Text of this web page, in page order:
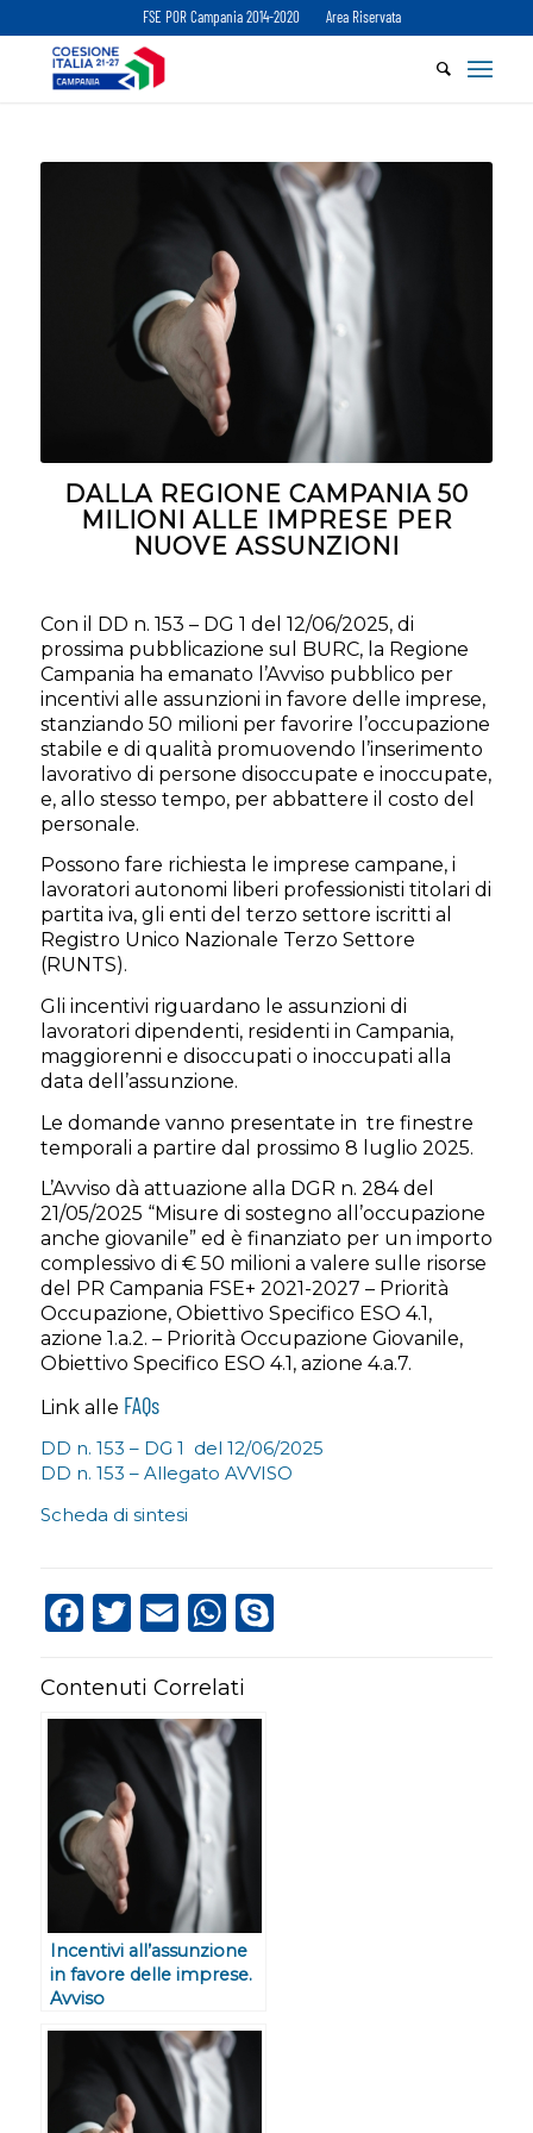
FSE POR Campania 2014-2020 Area Riservata
DALLA REGIONE CAMPANIA 50
MILIONI ALLE IMPRESE PER
NUOVE ASSUNZIONI
Con il DD n. 153 – DG 1 del 12/06/2025, di
prossima pubblicazione sul BURC, la Regione
Campania ha emanato l’Avviso pubblico per
incentivi alle assunzioni in favore delle imprese,
stanziando 50 milioni per favorire l’occupazione
stabile e di qualità promuovendo l’inserimento
lavorativo di persone disoccupate e inoccupate,
e, allo stesso tempo, per abbattere il costo del
personale.
Possono fare richiesta le imprese campane, i
lavoratori autonomi liberi professionisti titolari di
partita iva, gli enti del terzo settore iscritti al
Registro Unico Nazionale Terzo Settore
(RUNTS).
Gli incentivi riguardano le assunzioni di
lavoratori dipendenti, residenti in Campania,
maggiorenni e disoccupati o inoccupati alla
data dell’assunzione.
Le domande vanno presentate in tre finestre
temporali a partire dal prossimo 8 luglio 2025.
L’Avviso dà attuazione alla DGR n. 284 del
21/05/2025 “Misure di sostegno all’occupazione
anche giovanile” ed è finanziato per un importo
complessivo di € 50 milioni a valere sulle risorse
del PR Campania FSE+ 2021-2027 – Priorità
Occupazione, Obiettivo Specifico ESO 4.1,
azione 1.a.2. – Priorità Occupazione Giovanile,
Obiettivo Specifico ESO 4.1, azione 4.a.7.
Link alle FAQs
DD n. 153 – DG 1 del 12/06/2025
DD n. 153 – Allegato AVVISO
Scheda di sintesi
Facebook
Twitter Email WhatsApp
Contenuti Correlati
Incentivi all’assunzione
in favore delle imprese.
Avviso